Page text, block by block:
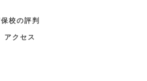
校の評判
アクセス